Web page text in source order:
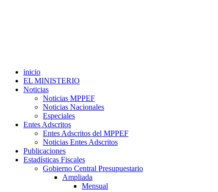
inicio
EL MINISTERIO
Noticias
Noticias MPPEF
Noticias Nacionales
Especiales
Entes Adscritos
Entes Adscritos del MPPEF
Noticias Entes Adscritos
Publicaciones
Estadísticas Fiscales
Gobierno Central Presupuestario
Ampliada
Mensual